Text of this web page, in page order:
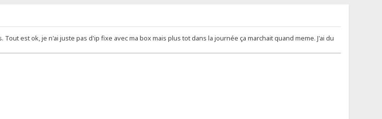
est ok, je n'ai juste pas d'ip fixe avec ma box mais plus tot dans la journée ça marchait quand meme. J'ai du